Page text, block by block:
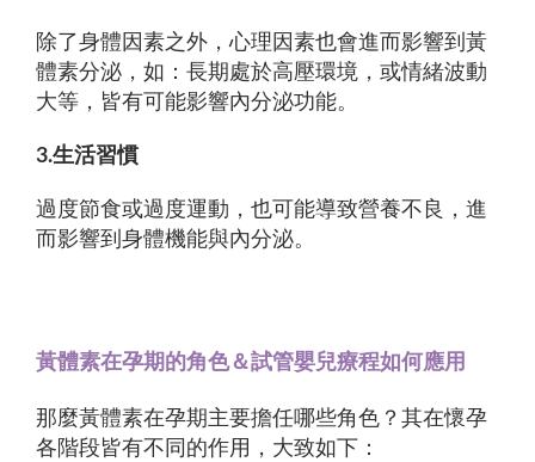
除了身體因素之外，心理因素也會進而影響到黃
體素分泌，如：長期處於高壓環境，或情緒波動
大等，皆有可能影響內分泌功能。
3.生活習慣
過度節食或過度運動，也可能導致營養不良，進
而影響到身體機能與內分泌。
黃體素在孕期的角色＆試管嬰兒療程如何應用
那麼黃體素在孕期主要擔任哪些角色？其在懷孕
各階段皆有不同的作用，大致如下：